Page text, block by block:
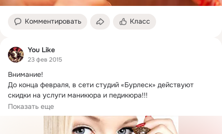
Комментировать Класс
You Like
23 фев 2015
Внимание!
До конца февраля, в сети студий «Бурлеск» действуют
скидки на услуги маникюра и педикюра!!!
Успейте записаться
Показать еще